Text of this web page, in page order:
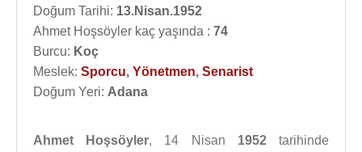
Doğum Tarihi: 13.Nisan.1952
Ahmet Hoşsöyler kaç yaşında : 74
Burcu: Koç
Meslek: Sporcu, Yönetmen, Senarist
Doğum Yeri: Adana
Ahmet Hoşsöyler, 14 Nisan 1952tarihinde